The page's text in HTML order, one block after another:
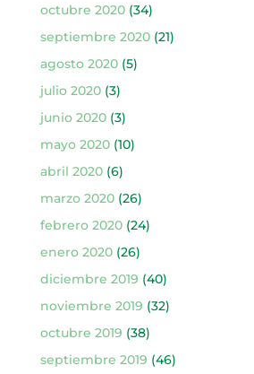
octubre 2020(34)
septiembre 2020(21)
agosto 2020(5)
julio 2020(3)
junio 2020(3)
mayo 2020(10)
abril 2020(6)
marzo 2020(26)
febrero 2020(24)
enero 2020(26)
diciembre 2019 (40)
noviembre 2019 (32)
octubre 2019 (38)
septiembre 2019 (46)